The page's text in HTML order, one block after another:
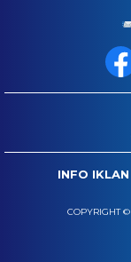
INFO IKLAN
COPYRIGHT